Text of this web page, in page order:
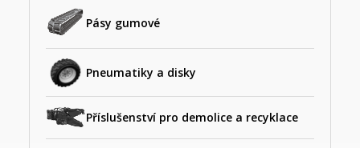
Pásy gumové
Pneumatiky a disky
Příslušenství pro demolice a recyklace